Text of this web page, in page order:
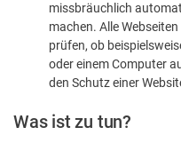
dass
sind
missbräuchlich
machen. Alle
prüfen, ob
oder einem Computer
den Schutz einer
Was ist zu tun?